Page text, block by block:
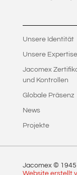
Unsere Identität
Unsere Expertise
Jacomex
und Kontrollen
Globale Präsenz
News
Projekte
Jacomex ©